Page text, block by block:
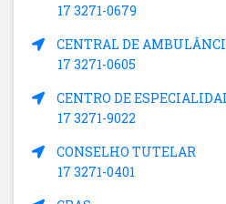
17 3271-0679
CENTRAL DE
17 3271-0605
CENTRO DE
17 3271-9022
CONSELHO TUTELAR
17 3271-0401